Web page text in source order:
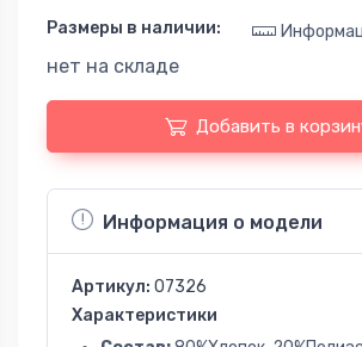
Размеры в наличии:
нет на складе
Добавить в
Информация о модели
Артикул: 07326
Характеристики